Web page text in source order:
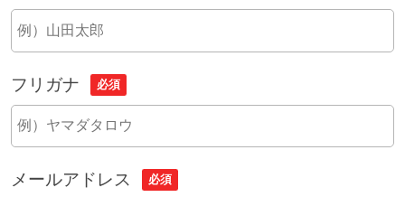
フリガナ 必須
メールアドレス 必須